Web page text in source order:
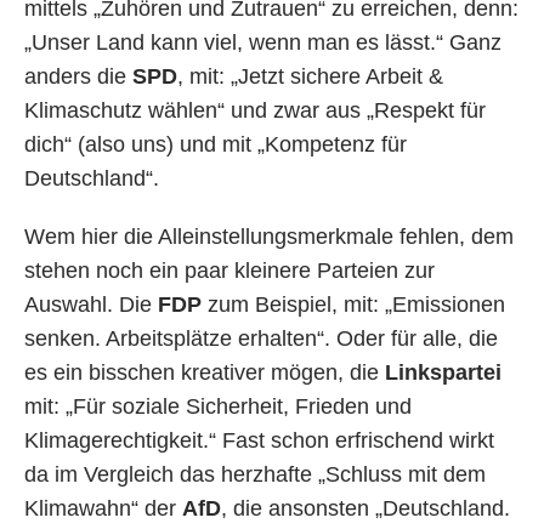
mittels „Zuhören und Zutrauen“ zu erreichen, denn:
„Unser Land kann viel, wenn man es lässt.“ Ganz
anders die SPD, mit: „Jetzt sichere Arbeit &
Klimaschutz wählen“ und zwar aus „Respekt für
dich“ (also uns) und mit „Kompetenz für
Deutschland“.
Wem hier die Alleinstellungsmerkmale fehlen, dem
stehen noch ein paar kleinere Parteien zur
Auswahl. Die FDPzum Beispiel, mit: „Emissionen
senken. Arbeitsplätze erhalten“. Oder für alle, die
es ein bisschen kreativer mögen, die Linkspartei
mit: „Für soziale Sicherheit, Frieden und
Klimagerechtigkeit.“ Fast schon erfrischend wirkt
da im Vergleich das herzhafte „Schluss mit dem
Klimawahn“ der AfD, die ansonsten „Deutschland.